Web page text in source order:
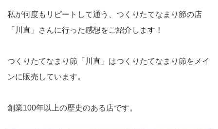
私が何度もリピートして通う、つくりたてなまり節の店
「川直」さんに行った感想をご紹介します！
つくりたてなまり節「川直」はつくりたてなまり節をメイ
ンに販売しています。
創業100年以上の歴史のある店です。